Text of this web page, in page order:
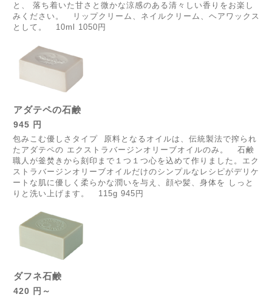
と、 落ち着いた甘さと微かな涼感のある清々しい香りをお楽し
みください。 リップクリーム、ネイルクリーム、ヘアワックス
として。 10ml 1050円
アダテペの石鹸
945 円
包みこむ優しさタイプ 原料となるオイルは、伝統製法で搾られ
たアダテペの エクストラバージンオリーブオイルのみ。 石鹸
職人が釜焚きから刻印まで１つ１つ心を込めて作りました。エク
ストラバージンオリーブオイルだけのシンプルなレシピがデリケ
ートな肌に優しく柔らかな潤いを与え、顔や髪、身体を しっと
りと洗い上げます。 115g 945円
ダフネ石鹸
420 円～